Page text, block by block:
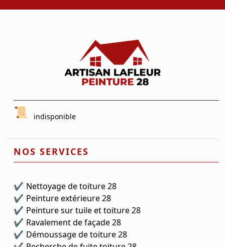
indisponible
NOS SERVICES
Nettoyage de toiture 28
Peinture extérieure 28
Peinture sur tuile et toiture 28
Ravalement de façade 28
Démoussage de toiture 28